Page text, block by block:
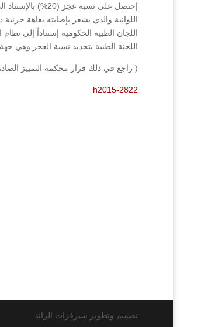
إحتصل على نسبة
اللجنة الطبية بتحديد نسبة العجز وهي
( راجع في ذلك قرار محكمة التمييز الصادر عن الهيئة العادية
h2015-2822
تصميم وتطوير سيرفرات الرائد